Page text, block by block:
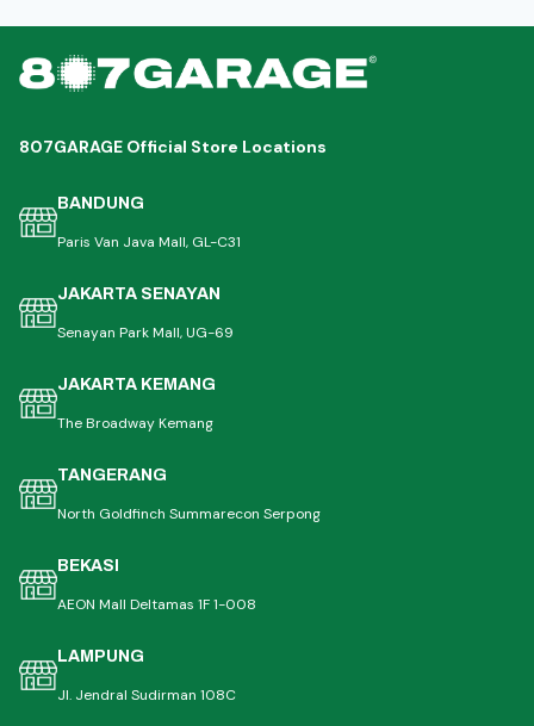
807GARAGE Official Store Locations
BANDUNG
Paris Van Java Mall, GL-C31
JAKARTA SENAYAN
Senayan Park Mall, UG-69
JAKARTA KEMANG
The Broadway Kemang
TANGERANG
North Goldfinch Summarecon Serpong
BEKASI
AEON Mall Deltamas 1F 1-008
LAMPUNG
Jl. Jendral Sudirman 108C